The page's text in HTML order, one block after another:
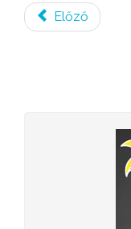
Előző